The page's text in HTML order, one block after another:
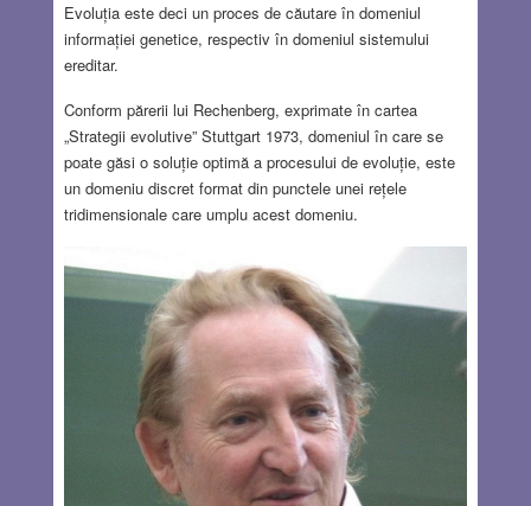
Evoluția este deci un proces de căutare în domeniul
informației genetice, respectiv în domeniul sistemului
ereditar.
Conform părerii lui Rechenberg, exprimate în cartea
„Strategii evolutive” Stuttgart 1973, domeniul în care se
poate găsi o soluție optimă a procesului de evoluție, este
un domeniu discret format din punctele unei rețele
tridimensionale care umplu acest domeniu.